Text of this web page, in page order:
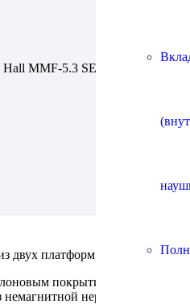
Hall MMF-5.3 SE
двух платформ,
покрытием,
нержавеющей